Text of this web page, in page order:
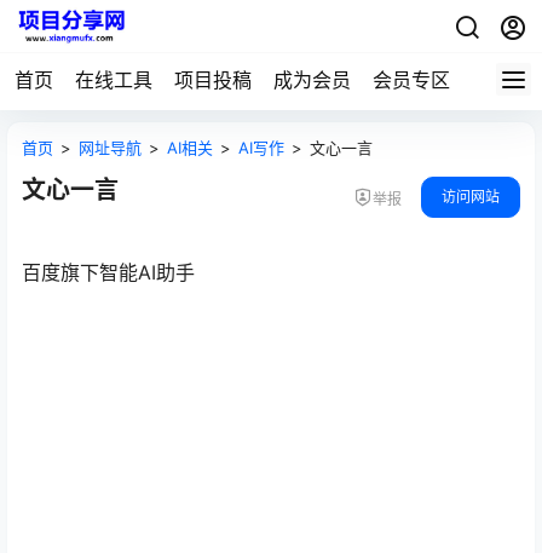
首页 在线工具 项目投稿 成为会员 会员专区
首页 > 网址导航 > AI相关 > AI写作 > 文心一言
文心一言 举报 访问网站
百度旗下智能AI助手